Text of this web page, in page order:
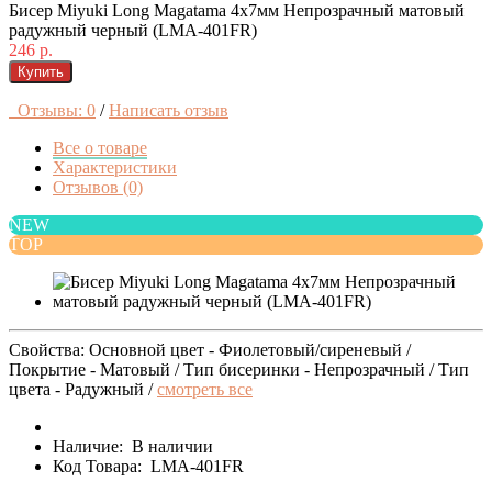
Бисер Miyuki Long Magatama 4x7мм Непрозрачный матовый
радужный черный (LMA-401FR)
246 р.
Купить
Отзывы: 0 / Написать отзыв
Все о товаре
Характеристики
Отзывов (0)
NEW
TOP
Свойства: Основной цвет - Фиолетовый/сиреневый /
Покрытие - Матовый / Тип бисеринки - Непрозрачный / Тип
цвета - Радужный /смотреть все
Наличие: В наличии
Код Товара: LMA-401FR